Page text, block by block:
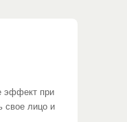
эффект при
свое лицо и